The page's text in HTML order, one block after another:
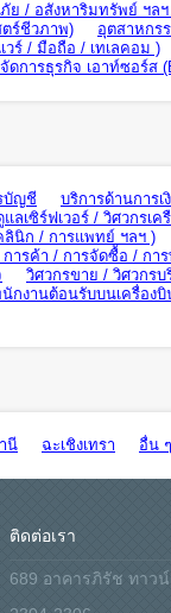
ย / อสังหาริมทรัพย์ ฯลฯ
ร์ชีวภาพ)
อุตสาหกร
ร์ / มือถือ / เทเลคอม )
ดการธุรกิจ เอาท์ซอร์ส
บัญชี บริการด้านการเ
ลเซิร์ฟเวอร์ / วิศวกรเค
นิก / การแพทย์ ฯลฯ )
ารค้า / การจัดซื้อ / กา
วิศวกรขาย / วิศวกรบ
กงานต้อนรับบนเครื่อง
นี ฉะเชิงเทรา อื่น ๆ
ติดต่อเรา
689 อาคารภิรัช ทาว